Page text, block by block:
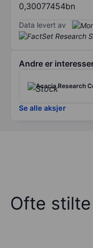
0,30077454bn
Data levert av
Andre er
Acacia Research
Se alle aksjer
Ofte